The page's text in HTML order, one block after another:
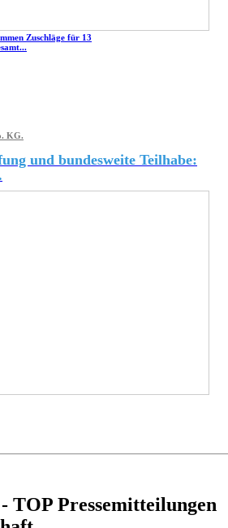
Zuschläge für 13
KG.
und bundesweite Teilhabe:
TOP Pressemitteilungen